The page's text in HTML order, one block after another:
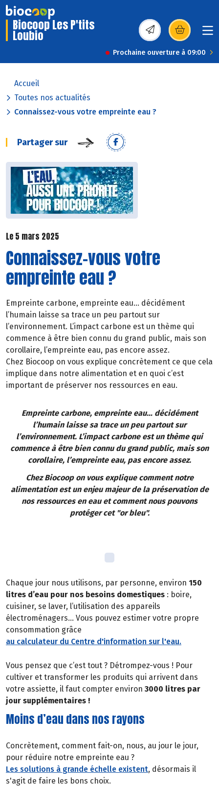
Biocoop Les P'tits
Loubio (s’ouvre dans une
Prochaine ouverture à 09:00
Accueil
Toutes nos actualités
Connaissez-vous votre empreinte eau ?
Partager sur
Le 5 mars 2025
Connaissez-vous votre
empreinte eau ?
Empreinte carbone, empreinte eau… décidément
l’humain laisse sa trace un peu partout sur
l’environnement. L’impact carbone est un thème qui
commence à être bien connu du grand public, mais son
corollaire, l’empreinte eau, pas encore assez.
Chez Biocoop on vous explique concrètement ce que cela
implique dans notre alimentation et en quoi c’est
important de préserver nos ressources en eau.
Empreinte carbone, empreinte eau… décidément
l’humain laisse sa trace un peu partout sur
l’environnement. L’impact carbone est un thème qui
commence à être bien connu du grand public, mais son
corollaire, l’empreinte eau, pas encore assez.
Chez Biocoop on vous explique comment notre
alimentation est un enjeu majeur de la préservation de
nos ressources en eau et comment nous pouvons
protéger cet "or bleu".
Chaque jour nous utilisons, par personne, environ 150
litres d’eau pour nos besoins domestiques : boire,
cuisiner, se laver, l’utilisation des appareils
électroménagers… Vous pouvez estimer votre propre
consommation grâce
au calculateur du Centre d'information sur l'eau.
Vous pensez que c’est tout ? Détrompez-vous ! Pour
cultiver et transformer les produits qui arrivent dans
votre assiette, il faut compter environ 3000 litres par
jour supplémentaires !
Moins d’eau dans nos rayons
Concrètement, comment fait-on, nous, au jour le jour,
pour réduire notre empreinte eau ?
Les solutions à grande échelle existent, désormais il
s'agit de faire les bons choix.